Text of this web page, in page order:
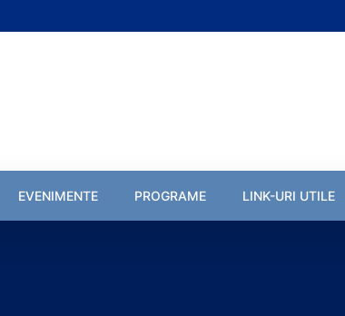
EVENIMENTE PROGRAME LINK-URI UTILE